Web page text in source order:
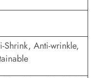
Anti-wrinkle,